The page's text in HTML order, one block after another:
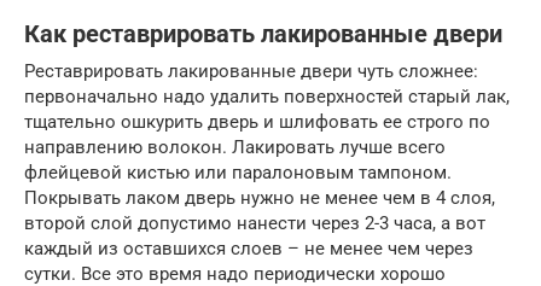
Как реставрировать лакированные двери
Реставрировать лакированные двери чуть сложнее:
первоначально надо удалить поверхностей старый лак,
тщательно ошкурить дверь и шлифовать ее строго по
направлению волокон. Лакировать лучше всего
флейцевой кистью или паралоновым тампоном.
Покрывать лаком дверь нужно не менее чем в 4 слоя,
второй слой допустимо нанести через 2-3 часа, а вот
каждый из оставшихся слоев – не менее чем через
сутки. Все это время надо периодически хорошо